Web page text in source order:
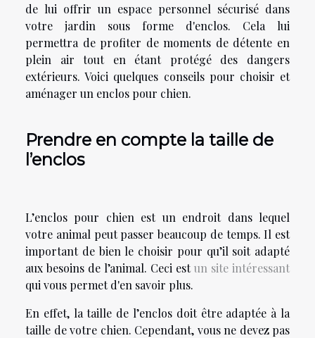
de lui offrir un espace personnel sécurisé dans
votre jardin sous forme d'enclos. Cela lui
permettra de profiter de moments de détente en
plein air tout en étant protégé des dangers
extérieurs. Voici quelques conseils pour choisir et
aménager un enclos pour chien.
Prendre en compte la taille de
l’enclos
L’enclos pour chien est un endroit dans lequel
votre animal peut passer beaucoup de temps. Il est
important de bien le choisir pour qu’il soit adapté
aux besoins de l’animal. Ceci estun site intéressant
qui vous permet d'en savoir plus.
En effet, la taille de l’enclos doit être adaptée à la
taille de votre chien. Cependant, vous ne devez pas